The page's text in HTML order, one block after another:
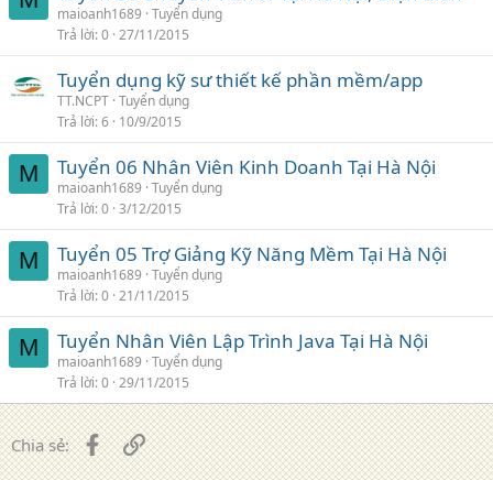
maioanh1689 Tuyển dụng
Trả lời 0 27/11/2015
Tuyển dụng kỹ sư thiết kế phần mềm/app
TT.NCPT Tuyển dụng
Trả lời 6 10/9/2015
M Tuyển 06 Nhân Viên Kinh Doanh Tại Hà Nội
maioanh1689 Tuyển dụng
Trả lời 0 3/12/2015
M Tuyển 05 Trợ Giảng Kỹ Năng Mềm Tại Hà Nội
maioanh1689 Tuyển dụng
Trả lời 0 21/11/2015
M Tuyển Nhân Viên Lập Trình Java Tại Hà Nội
maioanh1689 Tuyển dụng
Trả lời 0 29/11/2015
Chia sẻ: FacebookLiên kết